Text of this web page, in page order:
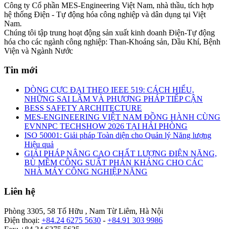
Công ty Cổ phần MES-Engineering Việt Nam, nhà thầu, tích hợp
hệ thống Điện - Tự động hóa công nghiệp và dân dụng tại Việt
Nam.
Chúng tôi tập trung hoạt động sản xuất kinh doanh Điện-Tự động
hóa cho các ngành công nghiệp: Than-Khoáng sản, Dầu Khí, Bệnh
Viện và Ngành Nước
Tin mới
DÒNG CỰC ĐẠI THEO IEEE 519: CÁCH HIỂU,
NHỮNG SAI LẦM VÀ PHƯƠNG PHÁP TIẾP CẬN
BESS SAFETY ARCHITECTURE
MES-ENGINEERING VIỆT NAM ĐỒNG HÀNH CÙNG
EVNNPC TECHSHOW 2026 TẠI HẢI PHÒNG
ISO 50001: Giải pháp Toàn diện cho Quản lý Năng lượng
Hiệu quả
GIẢI PHÁP NÂNG CAO CHẤT LƯỢNG ĐIỆN NĂNG,
BÙ MỀM CÔNG SUẤT PHẢN KHÁNG CHO CÁC
NHÀ MÁY CÔNG NGHIỆP NẶNG
Liên hệ
Phòng 3305, 58 Tố Hữu , Nam Từ Liêm, Hà Nội
Điện thoại: +84.24 6275 5630 - +84.91 303 9986